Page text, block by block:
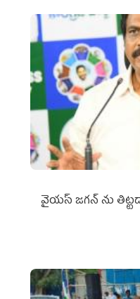
వైయ‌స్ జగన్‌ ను